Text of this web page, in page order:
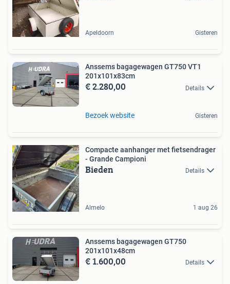
Apeldoorn Gisteren
Anssems bagagewagen GT750 VT1
201x101x83cm
€ 2.280,00 Details
Bezoek website Gisteren
Compacte aanhanger met fietsendrager
- Grande Campioni
Bieden Details
Almelo 1 aug 26
Anssems bagagewagen GT750
201x101x48cm
€ 1.600,00 Details